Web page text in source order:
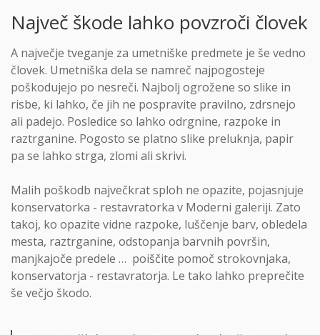
Največ škode lahko povzroči človek
A največje tveganje za umetniške predmete je še vedno
človek. Umetniška dela se namreč najpogosteje
poškodujejo po nesreči. Najbolj ogrožene so slike in
risbe, ki lahko, če jih ne pospravite pravilno, zdrsnejo
ali padejo. Posledice so lahko odrgnine, razpoke in
raztrganine. Pogosto se platno slike preluknja, papir
pa se lahko strga, zlomi ali skrivi.
Malih poškodb največkrat sploh ne opazite, pojasnjuje
konservatorka - restavratorka v Moderni galeriji. Zato
takoj, ko opazite vidne razpoke, luščenje barv, obledela
mesta, raztrganine, odstopanja barvnih površin,
manjkajoče predele … poiščite pomoč strokovnjaka,
konservatorja - restavratorja. Le tako lahko preprečite
še večjo škodo.